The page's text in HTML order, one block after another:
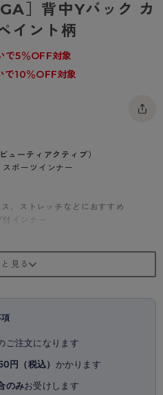
］背中Yバック カ
イント柄
で5％OFF対象
で10％OFF対象
ーティアクティブ）
ポーツインナー
、ストレッチなどにおすすめ
インナー
ッチの2way素材で動きにフィット
地を使用
、L…A80/B75/C75、LL…A85/B8
づけるよう調整しておりますが、
スマホ画面シール等）により実物
ご注文になります
円（税込） かかります
のみお受けします